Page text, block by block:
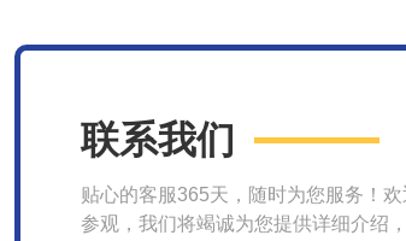
联系我们
贴心的客服365天，随时为您服务！
参观，我们将竭诚为您提供详细介绍